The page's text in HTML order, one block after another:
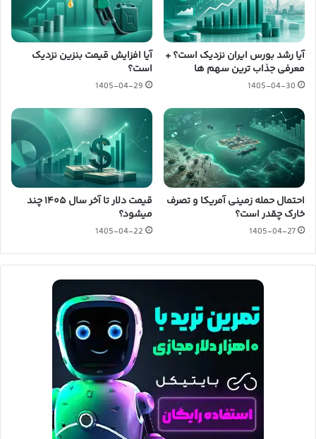
آیا رشد بورس ایران نزدیک است؟ +
معرفی جذاب ترین سهم ها
1405-04-30
آیا افزایش قیمت بنزین نزدیک
است؟
1405-04-29
احتمال حمله زمینی آمریکا و تصرف
خارک چقدر است؟
1405-04-27
قیمت دلار تا آخر سال ۱۴۰۵ چند
میشود؟
1405-04-22